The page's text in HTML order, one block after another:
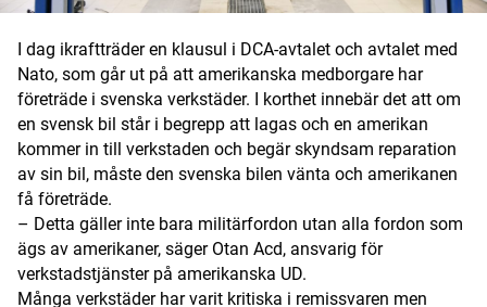
Nyhetsbrev
Det här är vi
Arbeta för oss
I dag ikraftträder en klausul i DCA-avtalet och avtalet med
Nato, som går ut på att amerikanska medborgare har
företräde i svenska verkstäder. I korthet innebär det att om
en svensk bil står i begrepp att lagas och en amerikan
kommer in till verkstaden och begär skyndsam reparation
av sin bil, måste den svenska bilen vänta och amerikanen
få företräde.
– Detta gäller inte bara militärfordon utan alla fordon som
ägs av amerikaner, säger Otan Acd, ansvarig för
verkstadstjänster på amerikanska UD.
Många verkstäder har varit kritiska i remissvaren men